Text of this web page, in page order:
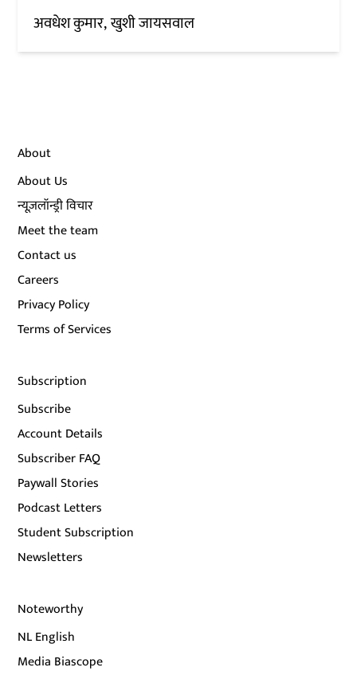
अवधेश कुमार खुशी जायसवाल
About
About Us
न्यूज़लॉन्ड्री विचार
Meet the team
Contact us
Careers
Privacy Policy
Terms of Services
Subscription
Subscribe
Account Details
Subscriber FAQ
Paywall Stories
Podcast Letters
Student Subscription
Newsletters
Noteworthy
NL English
Media Biascope